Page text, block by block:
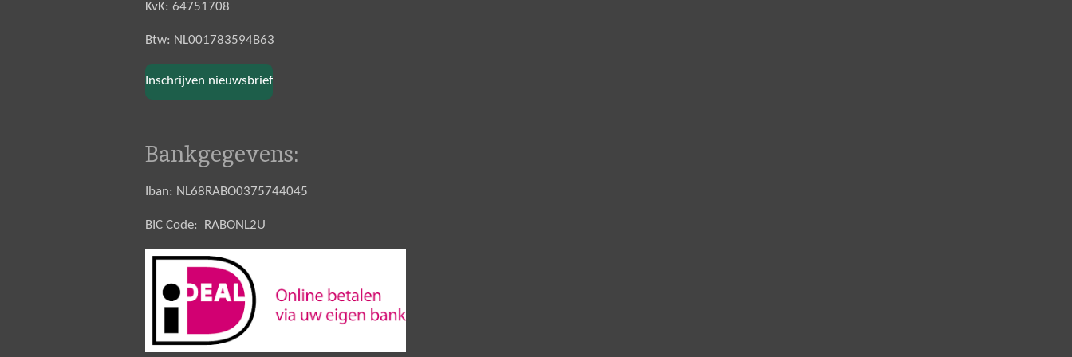
KvK: 64751708
Btw: NL001783594B63
Inschrijven nieuwsbrief
Bankgegevens:
Iban: NL68RABO0375744045
BIC Code: RABONL2U